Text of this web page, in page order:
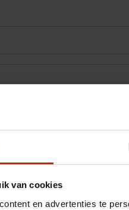
van cookies
en advertenties te